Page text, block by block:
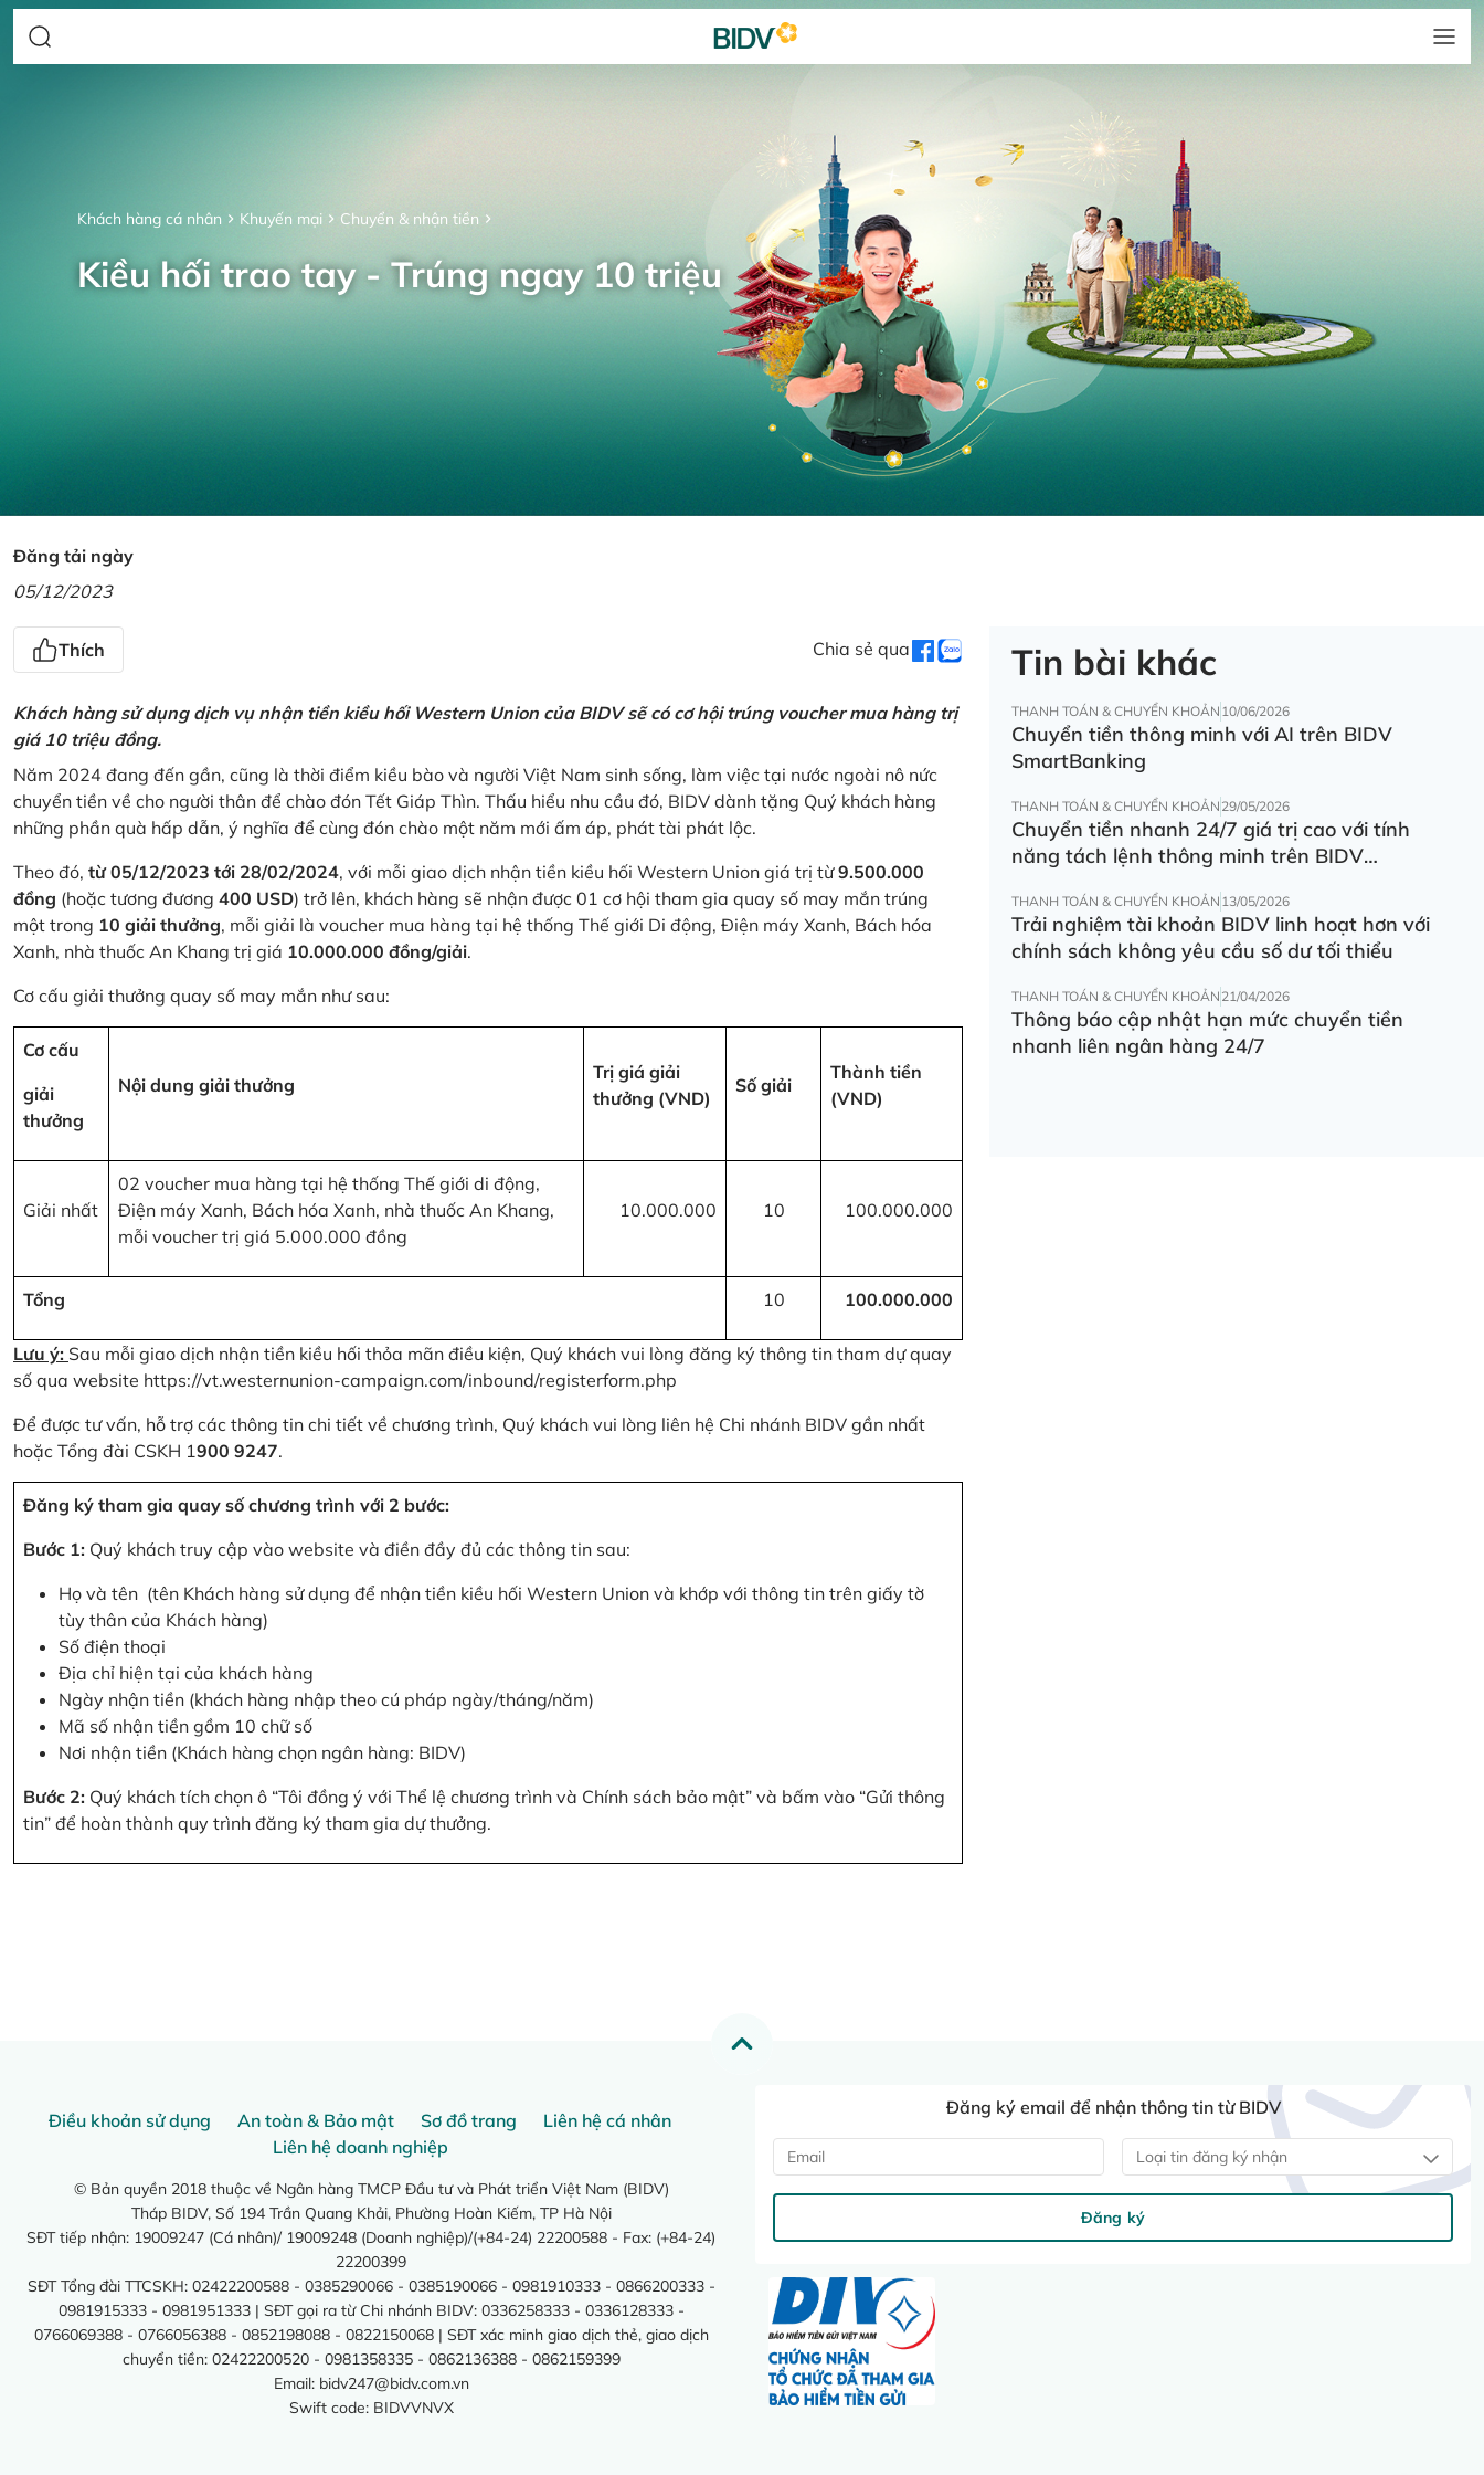
Khách hàng cá nhân Khuyến mại Chuyển & nhận tiền
Kiều hối trao tay - Trúng ngay 10 triệu
Đăng tải ngày
05/12/2023
Thích Chia sẻ qua
Khách hàng sử dụng dịch vụ nhận tiền kiều hối Western Union của BIDV sẽ có cơ hội trúng voucher mua hàng trị
giá 10 triệu đồng.
Năm 2024 đang đến gần, cũng là thời điểm kiều bào và người Việt Nam sinh sống, làm việc tại nước ngoài nô nức
chuyển tiền về cho người thân để chào đón Tết Giáp Thìn. Thấu hiểu nhu cầu đó, BIDV dành tặng Quý khách hàng
những phần quà hấp dẫn, ý nghĩa để cùng đón chào một năm mới ấm áp, phát tài phát lộc.
Theo đó, từ 05/12/2023 tới 28/02/2024, với mỗi giao dịch nhận tiền kiều hối Western Union giá trị từ9.500.000
đồng (hoặc tương đương 400 USD) trở lên, khách hàng sẽ nhận được 01 cơ hội tham gia quay số may mắn trúng
một trong 10 giải thưởng, mỗi giải là voucher mua hàng tại hệ thống Thế giới Di động, Điện máy Xanh, Bách hóa
Xanh, nhà thuốc An Khang trị giá 10.000.000 đồng/giải.
Cơ cấu giải thưởng quay số may mắn như sau:
Cơ cấu
giải
thưởng
Nội dung giải thưởng
Trị giá giải
thưởng (VND)
Số giải
Thành tiền
(VND)
Giải nhất
02 voucher mua hàng tại hệ thống Thế giới di động,
Điện máy Xanh, Bách hóa Xanh, nhà thuốc An Khang,
mỗi voucher trị giá 5.000.000 đồng
10.000.000 10 100.000.000
Tổng 10 100.000.000
Lưu ý: Sau mỗi giao dịch nhận tiền kiều hối thỏa mãn điều kiện, Quý khách vui lòng đăng ký thông tin tham dự quay
số qua website https://vt.westernunion-campaign.com/inbound/registerform.php
Để được tư vấn, hỗ trợ các thông tin chi tiết về chương trình, Quý khách vui lòng liên hệ Chi nhánh BIDV gần nhất
hoặc Tổng đài CSKH 1900 9247.
Đăng ký tham gia quay số chương trình với 2 bước:
Bước 1: Quý khách truy cập vào website và điền đầy đủ các thông tin sau:
Họ và tên (tên Khách hàng sử dụng để nhận tiền kiều hối Western Union và khớp với thông tin trên giấy tờ
tùy thân của Khách hàng)
Số điện thoại
Địa chỉ hiện tại của khách hàng
Ngày nhận tiền (khách hàng nhập theo cú pháp ngày/tháng/năm)
Mã số nhận tiền gồm 10 chữ số
Nơi nhận tiền (Khách hàng chọn ngân hàng: BIDV)
Bước 2: Quý khách tích chọn ô “Tôi đồng ý với Thể lệ chương trình và Chính sách bảo mật” và bấm vào “Gửi thông
tin” để hoàn thành quy trình đăng ký tham gia dự thưởng.
Tin bài khác
THANH TOÁN & CHUYỂN KHOẢN 10/06/2026
Chuyển tiền thông minh với AI trên BIDV
SmartBanking
THANH TOÁN & CHUYỂN KHOẢN 29/05/2026
Chuyển tiền nhanh 24/7 giá trị cao với tính
năng tách lệnh thông minh trên BIDV
THANH TOÁN & CHUYỂN KHOẢN 13/05/2026
Trải nghiệm tài khoản BIDV linh hoạt hơn với
chính sách không yêu cầu số dư tối thiểu
THANH TOÁN & CHUYỂN KHOẢN 21/04/2026
Thông báo cập nhật hạn mức chuyển tiền
nhanh liên ngân hàng 24/7
Điều khoản sử dụng An toàn & Bảo mật Sơ đồ trang
Liên hệ cá nhân
Liên hệ doanh nghiệp
© Bản quyền 2018 thuộc về Ngân hàng TMCP Đầu tư và Phát triển Việt Nam (BIDV)
Tháp BIDV, Số 194 Trần Quang Khải, Phường Hoàn Kiếm, TP Hà Nội
SĐT tiếp nhận: 19009247 (Cá nhân)/ 19009248 (Doanh nghiệp)/(+84-24) 22200588 - Fax: (+84-24)
22200399
SĐT Tổng đài TTCSKH: 02422200588 - 0385290066 - 0385190066 - 0981910333 - 0866200333 -
0981915333 - 0981951333 | SĐT gọi ra từ Chi nhánh BIDV: 0336258333 - 0336128333 -
0766069388 - 0766056388 - 0852198088 - 0822150068 | SĐT xác minh giao dịch thẻ, giao dịch
chuyển tiền: 02422200520 - 0981358335 - 0862136388 - 0862159399
Email: bidv247@bidv.com.vn
Swift code: BIDVVNVX
Đăng ký email để nhận thông tin từ BIDV
Loại tin đăng ký nhận
Đăng ký